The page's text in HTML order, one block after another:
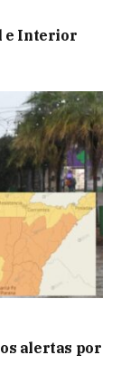
e Interior
alertas por